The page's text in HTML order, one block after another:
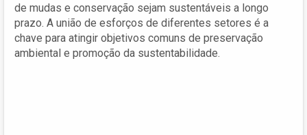
de mudas e conservação sejam sustentáveis a longo
prazo. A união de esforços de diferentes setores é a
chave para atingir objetivos comuns de preservação
ambiental e promoção da sustentabilidade.